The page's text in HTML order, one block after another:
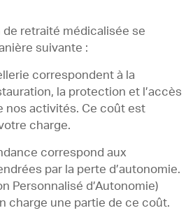
de retraité médicalisée se
suivante :
correspondent à la
la protection et l’accès
nos activités. Ce coût est
charge.
correspond aux
par la perte d’autonomie.
Personnalisé d’Autonomie)
charge une partie de ce coût.